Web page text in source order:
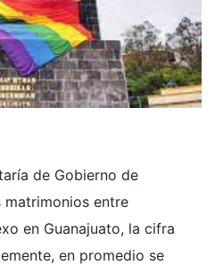
de Gobierno de
matrimonios entre
en Guanajuato, la cifra
en promedio se